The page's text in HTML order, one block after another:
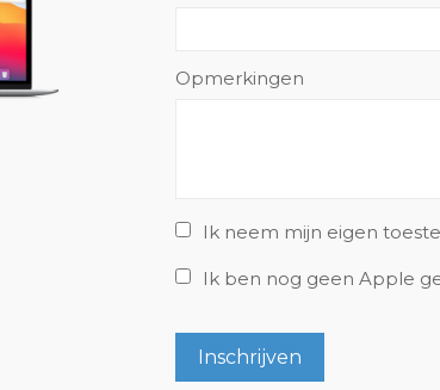
Opmerkingen
Ik neem mijn eigen
Ik ben nog geen Apple
Inschrijven